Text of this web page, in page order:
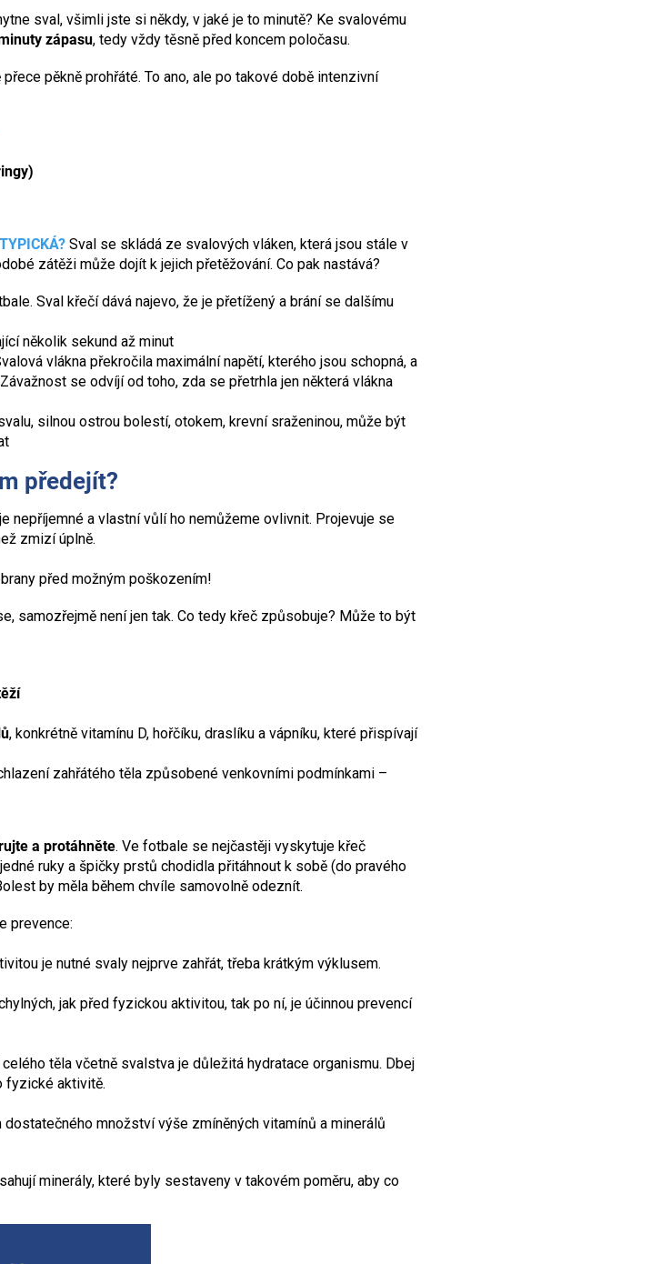
sval, všimli jste si někdy, v jaké je to minutě? Ke svalovému
zápasu, tedy vždy těsně před koncem poločasu.
pěkně prohřáté. To ano, ale po takové době intenzivní
Sval se skládá ze svalových vláken, která jsou stále v
zátěži může dojít k jejich přetěžování. Co pak nastává?
Sval křečí dává najevo, že je přetížený a brání se dalšímu
několik sekund až minut
vlákna překročila maximální napětí, kterého jsou schopná, a
se odvíjí od toho, zda se přetrhla jen některá vlákna
silnou ostrou bolestí, otokem, krevní sraženinou, může být
předejít?
nepříjemné a vlastní vůlí ho nemůžeme ovlivnit. Projevuje se
zmizí úplně.
před možným poškozením!
samozřejmě není jen tak. Co tedy křeč způsobuje? Může to být
, konkrétně vitamínu D, hořčíku, draslíku a vápníku, které přispívají
zahřátého těla způsobené venkovními podmínkami –
a protáhněte. Ve fotbale se nejčastěji vyskytuje křeč
ruky a špičky prstů chodidla přitáhnout k sobě (do pravého
by měla během chvíle samovolně odeznít.
prevence:
je nutné svaly nejprve zahřát, třeba krátkým výklusem.
jak před fyzickou aktivitou, tak po ní, je účinnou prevencí
těla včetně svalstva je důležitá hydratace organismu. Dbej
fyzické aktivitě.
dostatečného množství výše zmíněných vitamínů a minerálů
minerály, které byly sestaveny v takovém poměru, aby co